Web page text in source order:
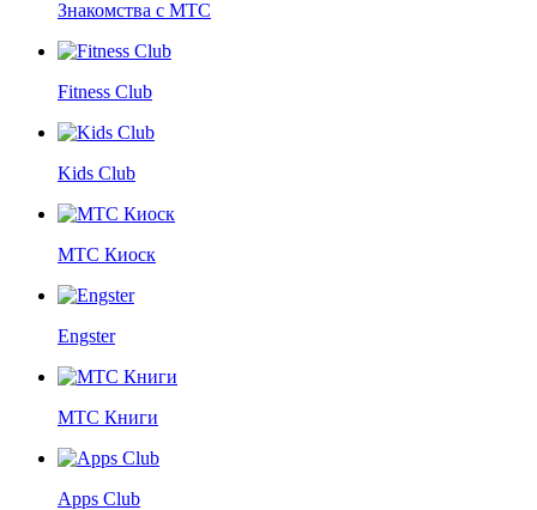
Знакомства с МТС
Fitness Club
Kids Club
МТС Киоск
Engster
МТС Книги
Apps Club